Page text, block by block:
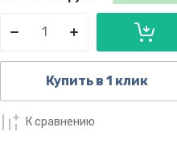
Купить в 1 клик
К сравнению